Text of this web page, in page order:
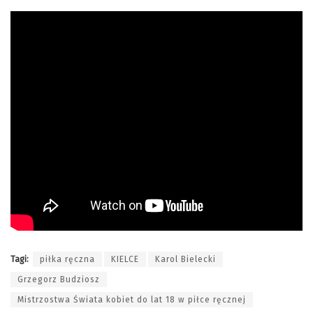
Tagi: piłka ręczna KIELCE Karol Bielecki
Grzegorz Budziosz
Mistrzostwa Świata kobiet do lat 18 w piłce ręcznej